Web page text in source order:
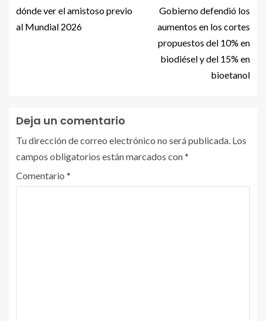
dónde ver el amistoso previo
al Mundial 2026
Gobierno defendió los
aumentos en los cortes
propuestos del 10% en
biodiésel y del 15% en
bioetanol
Deja un comentario
Tu dirección de correo electrónico no será publicada. Los
campos obligatorios están marcados con*
Comentario *